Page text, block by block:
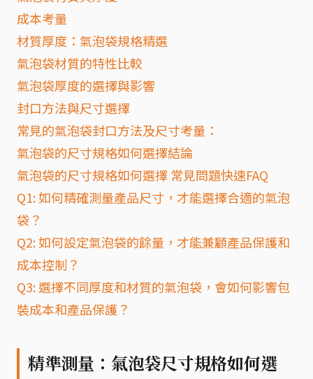
成本考量
材質厚度：氣泡袋規格精選
氣泡袋材質的特性比較
氣泡袋厚度的選擇與影響
封口方法與尺寸選擇
常見的氣泡袋封口方法及尺寸考量：
氣泡袋的尺寸規格如何選擇結論
氣泡袋的尺寸規格如何選擇 常見問題快速FAQ
Q1: 如何精確測量產品尺寸，才能選擇合適的氣泡
袋？
Q2: 如何設定氣泡袋的餘量，才能兼顧產品保護和
成本控制？
Q3: 選擇不同厚度和材質的氣泡袋，會如何影響包
裝成本和產品保護？
精準測量：氣泡袋尺寸規格如何選